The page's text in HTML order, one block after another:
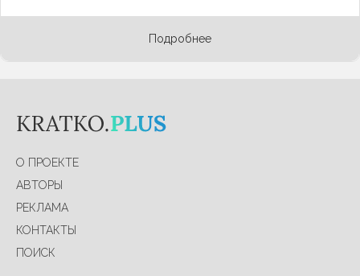
Подробнее
О ПРОЕКТЕ
АВТОРЫ
РЕКЛАМА
КОНТАКТЫ
ПОИСК